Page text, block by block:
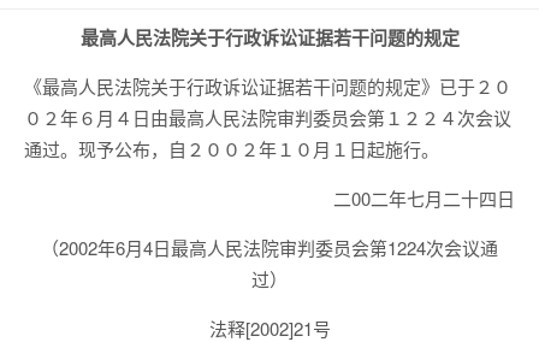
最高人民法院关于行政诉讼证据若干问题的规定
《最高人民法院关于行政诉讼证据若干问题的规定》已于２０
０２年６月４日由最高人民法院审判委员会第１２２４次会议
通过。现予公布，自２００２年１０月１日起施行。
二00二年七月二十四日
（2002年6月4日最高人民法院审判委员会第1224次会议通
过）
法释[2002]21号